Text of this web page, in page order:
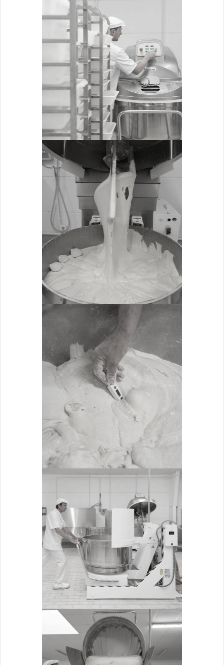
PROGRAMMATION
Pétrissage
ZOOM
FIN DE PÉTRISSAGE
Pétrissage
ZOOM
PRISE DE TEMPERATURE
Pétrissage
BASCULEUR
Travail de la pâte
BASCULEMENT